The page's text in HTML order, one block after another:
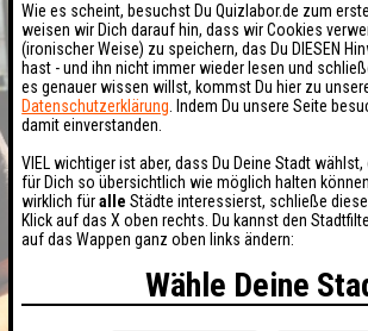
Wie es scheint, besuchst Du Quizlabor.de zum
weisen wir Dich darauf hin, dass wir Cookies
(ironischer Weise) zu speichern, das Du DIESEN
hast - und ihn nicht immer wieder lesen und
es genauer wissen willst, kommst Du hier zu
Datenschutzerklärung . Indem Du unsere Seite
damit einverstanden.
VIEL wichtiger ist aber, dass Du Deine Stadt
für Dich so übersichtlich wie möglich halten
wirklich füralle Städte interessierst, schließe
Klick auf das X oben rechts. Du kannst den
auf das Wappen ganz oben links ändern:
Wähle Deine